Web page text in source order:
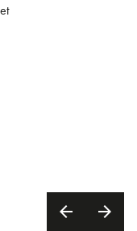
arrow_back arrow_forward